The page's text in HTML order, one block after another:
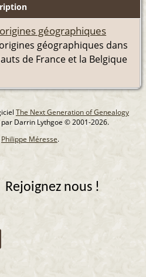
géographiques
géographiques dans
de France et la Belgique
The Next Generation of Genealogy
Darrin Lythgoe © 2001-2026.
Philippe Méresse.
Rejoignez nous !